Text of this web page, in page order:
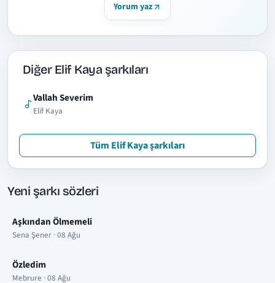
Yorum yaz
Diğer Elif Kaya şarkıları
Vallah Severim
Elif Kaya
Tüm Elif Kaya şarkıları
Yeni şarkı sözleri
Aşkından Ölmemeli
Sena Şener · 08 Ağu
Özledim
Mebrure · 08 Ağu